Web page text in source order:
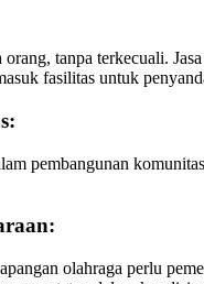
tanpa terkecuali.
fasilitas untuk
pembangunan
olahraga perlu